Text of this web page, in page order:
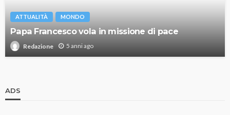
ATTUALITÀ MONDO
Papa Francesco vola in missione di pace
Redazione 5 anni ago
ADS